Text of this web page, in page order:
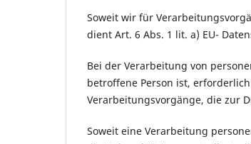
Soweit wir für
dient Art. 6 Abs. 1 lit. a) EU-
Bei der Verarbeitung von
betroffene Person ist,
Verarbeitungsvorgänge, die zur
Soweit eine Verarbeitung